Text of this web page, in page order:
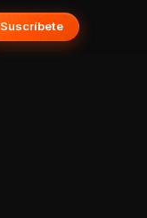
Suscríbete